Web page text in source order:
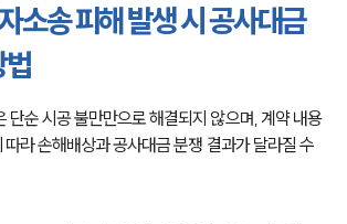
소송 피해 발생 시 공사대금
단순 시공 불만만으로 해결되지 않으며, 계약 내용
라 손해배상과 공사대금 분쟁 결과가 달라질 수